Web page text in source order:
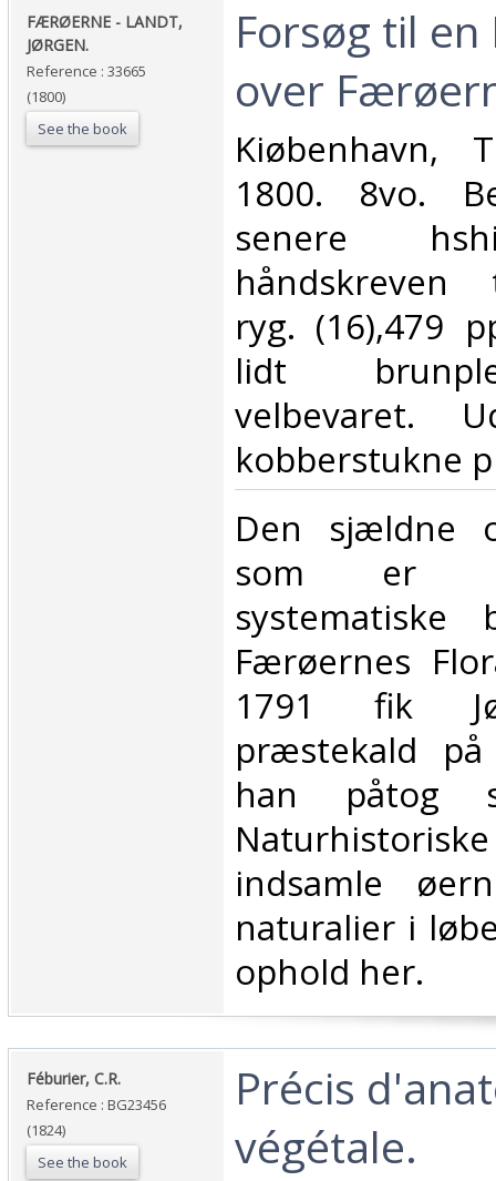
‎FÆRØERNE - LANDT,
JØRGEN.‎
Reference : 33665
(1800)
See the book
‎Forsøg til
over
‎Kiøbenhavn,
1800. 8vo.
senere
ryg. (16),479
lidt
velbevaret.
kobberstukne
‎Den sjældne
som er
systematiske
Færøernes
1791 fik
præstekald
han påtog
indsamle
naturalier i
ophold her.‎
‎Féburier, C.R.‎
Reference : BG23456
(1824)
See the book
‎Précis
végétale.‎